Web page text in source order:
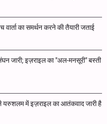
वार्ता का समर्थन करने की तैयारी जताई
जारी; इज़राइल का "अल-मनसूरी" बस्ती
यरुशलम में इज़राइल का आतंकवाद जारी है